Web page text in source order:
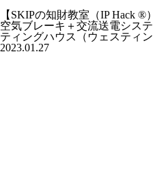
【SKIPの知財教室（IP Hack
空気ブレーキ＋交流送電シス
ティングハウス（ウェスティ
2023.01.27